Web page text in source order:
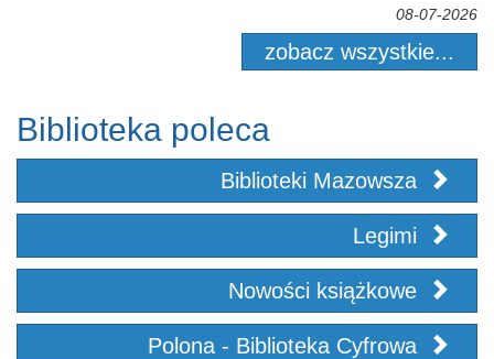
08-07-2026
zobacz wszystkie...
Biblioteka poleca
Biblioteki Mazowsza
Legimi
Nowości książkowe
Polona - Biblioteka Cyfrowa